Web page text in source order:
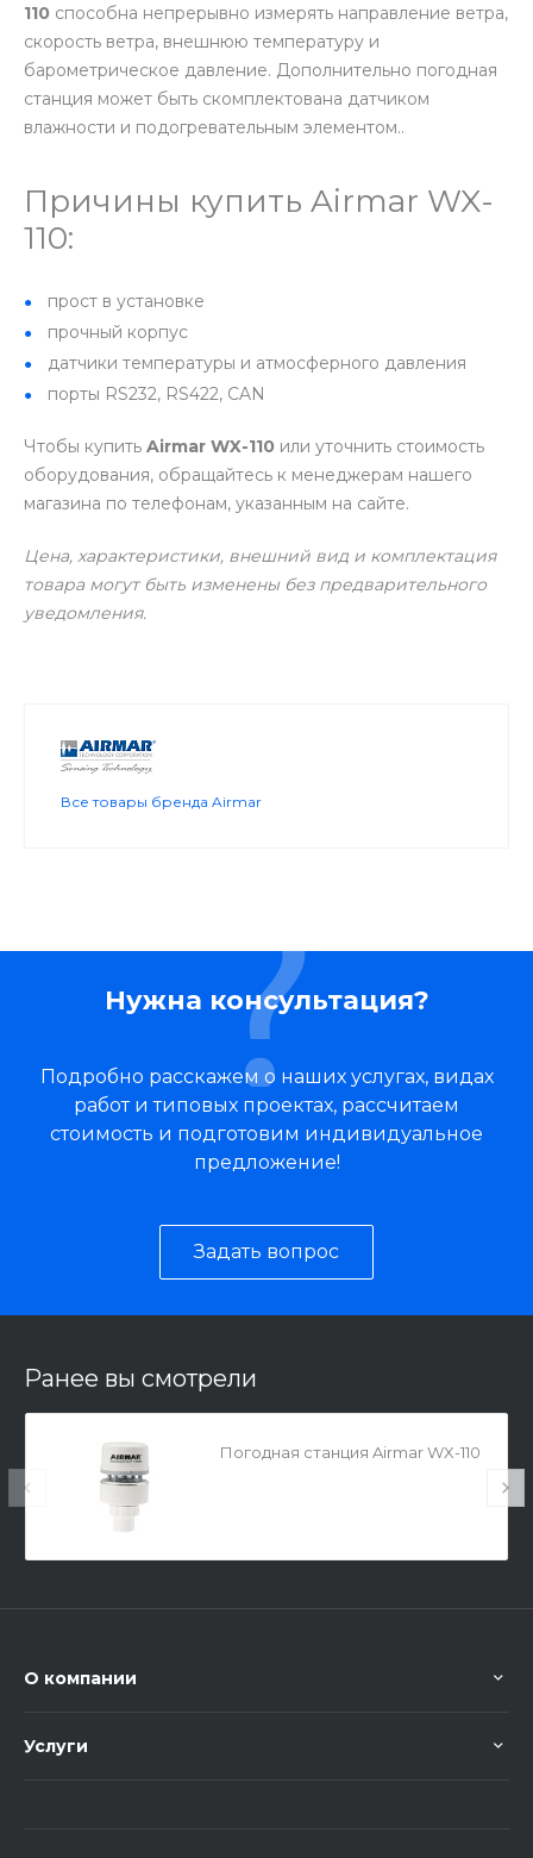
110 способна непрерывно измерять направление ветра,
скорость ветра, внешнюю температуру и
барометрическое давление. Дополнительно погодная
станция может быть скомплектована датчиком
влажности и подогревательным элементом..
Причины купить Airmar WX-
110:
прост в установке
прочный корпус
датчики температуры и атмосферного давления
порты RS232, RS422, CAN
Чтобы купить Airmar WX-110 или уточнить стоимость
оборудования, обращайтесь к менеджерам нашего
магазина по телефонам, указанным на сайте.
Цена, характеристики, внешний вид и комплектация
товара могут быть изменены без предварительного
уведомления.
Все товары бренда Airmar
Нужна консультация?
Подробно расскажем о наших услугах, видах
работ и типовых проектах, рассчитаем
стоимость и подготовим индивидуальное
предложение!
Задать вопрос
Ранее вы смотрели
Погодная станция Airmar WX-110
О компании
Услуги